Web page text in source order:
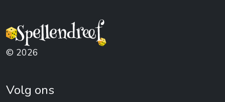
© 2026
Volg ons